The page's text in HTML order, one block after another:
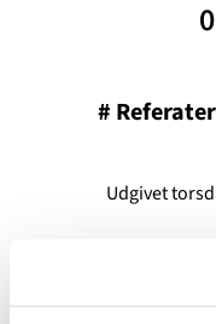
#
Udgivet